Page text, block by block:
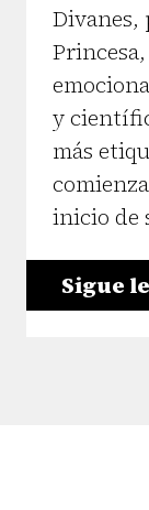
Divanes,
y
más
inicio de
Sigue